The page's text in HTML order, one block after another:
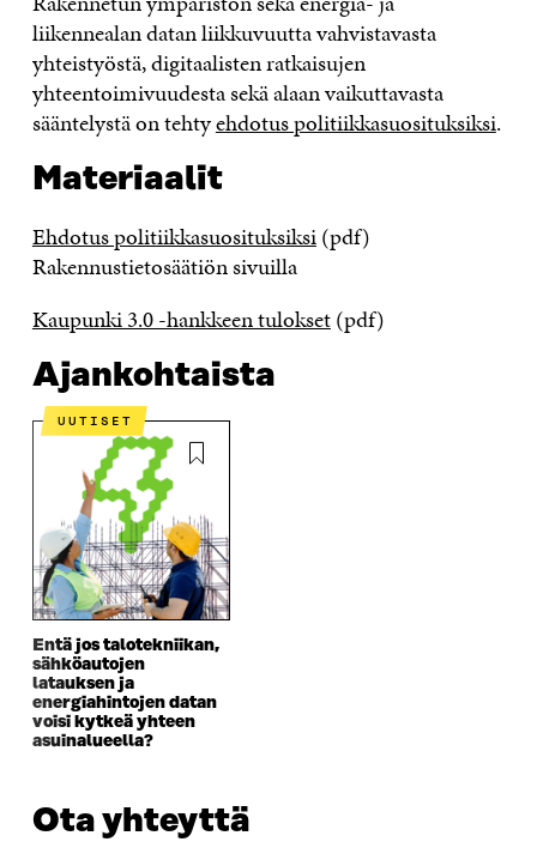
liikennealan datan liikkuvuutta vahvistavasta
yhteistyöstä, digitaalisten ratkaisujen
yhteentoimivuudesta sekä alaan vaikuttavasta
sääntelystä on tehtyehdotus politiikkasuosituksiksi.
Materiaalit
Ehdotus politiikkasuosituksiksi(pdf)
Rakennustietosäätiön sivuilla
Kaupunki 3.0 -hankkeen tulokset(pdf)
Ajankohtaista
UUTISET
Entä jos talotekniikan,
sähköautojen
latauksen ja
energiahintojen datan
voisi kytkeä yhteen
asuinalueella?
Ota yhteyttä